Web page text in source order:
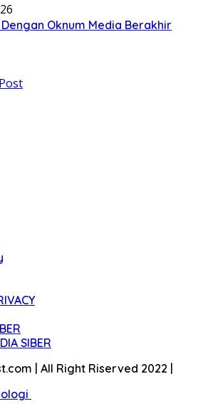
Dengan Oknum Media Berakhir
SIBER
| All Right Riserved 2022 |